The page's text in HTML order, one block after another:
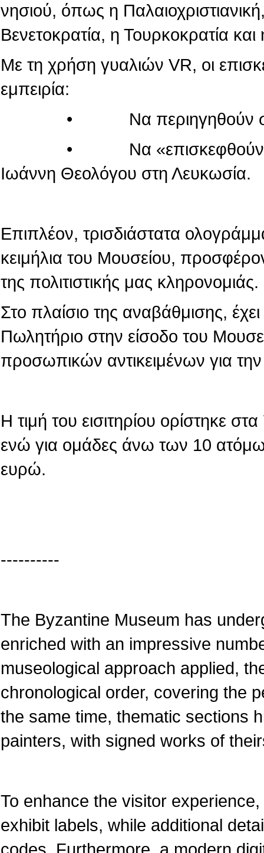
νησιού, όπως η
Βενετοκρατία, η Τουρκοκρατία
Με τη χρήση γυαλιών VR, οι
εμπειρία:
• Να περιηγηθούν στον
• Να «επισκεφθούν» τον
Ιωάννη Θεολόγου στη Λευκωσία.
Επιπλέον, τρισδιάστατα
κειμήλια του Μουσείου,
της πολιτιστικής μας κληρονομιάς.
Στο πλαίσιο της αναβάθμισης,
Πωλητήριο στην είσοδο του
προσωπικών αντικειμένων για
Η τιμή του εισιτηρίου ορίστηκε
ενώ για ομάδες άνω των 10
ευρώ.
----------
The Byzantine Museum has
enriched with an impressive
museological approach applied,
chronological order, covering the
the same time, thematic sections
painters, with signed works of
To enhance the visitor
exhibit labels, while additional